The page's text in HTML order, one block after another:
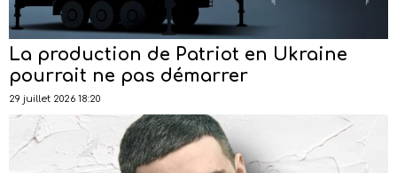
La production de Patriot en Ukraine
pourrait ne pas démarrer
29 juillet 2026 18:20